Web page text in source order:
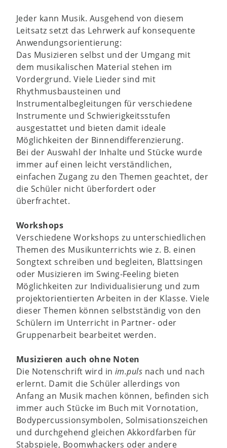
Jeder kann Musik. Ausgehend von diesem
Leitsatz setzt das Lehrwerk auf konsequente
Anwendungsorientierung:
Das Musizieren selbst und der Umgang mit
dem musikalischen Material stehen im
Vordergrund. Viele Lieder sind mit
Rhythmusbausteinen und
Instrumentalbegleitungen für verschiedene
Instrumente und Schwierigkeitsstufen
ausgestattet und bieten damit ideale
Möglichkeiten der Binnendifferenzierung.
Bei der Auswahl der Inhalte und Stücke wurde
immer auf einen leicht verständlichen,
einfachen Zugang zu den Themen geachtet, der
die Schüler nicht überfordert oder
überfrachtet.
Workshops
Verschiedene Workshops zu unterschiedlichen
Themen des Musikunterrichts wie z. B. einen
Songtext schreiben und begleiten, Blattsingen
oder Musizieren im Swing-Feeling bieten
Möglichkeiten zur Individualisierung und zum
projektorientierten Arbeiten in der Klasse. Viele
dieser Themen können selbstständig von den
Schülern im Unterricht in Partner- oder
Gruppenarbeit bearbeitet werden.
Musizieren auch ohne Noten
Die Notenschrift wird in im.puls nach und nach
erlernt. Damit die Schüler allerdings von
Anfang an Musik machen können, befinden sich
immer auch Stücke im Buch mit Vornotation,
Bodypercussionsymbolen, Solmisationszeichen
und durchgehend gleichen Akkordfarben für
Stabspiele, Boomwhackers oder andere